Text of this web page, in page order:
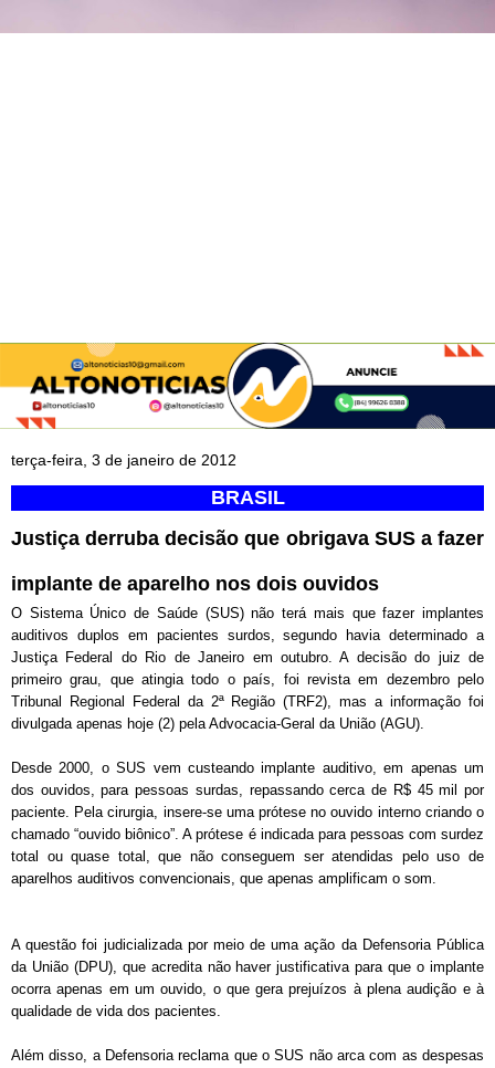
terça-feira, 3 de janeiro de 2012
BRASIL
Justiça derruba decisão que obrigava SUS a fazer
implante de aparelho nos dois ouvidos
O Sistema Único de Saúde (SUS) não terá mais que fazer implantes
auditivos duplos em pacientes surdos, segundo havia determinado a
Justiça Federal do Rio de Janeiro em outubro. A decisão do juiz de
primeiro grau, que atingia todo o país, foi revista em dezembro pelo
Tribunal Regional Federal da 2ª Região (TRF2), mas a informação foi
divulgada apenas hoje (2) pela Advocacia-Geral da União (AGU).
Desde 2000, o SUS vem custeando implante auditivo, em apenas um
dos ouvidos, para pessoas surdas, repassando cerca de R$ 45 mil por
paciente. Pela cirurgia, insere-se uma prótese no ouvido interno criando o
chamado “ouvido biônico”. A prótese é indicada para pessoas com surdez
total ou quase total, que não conseguem ser atendidas pelo uso de
aparelhos auditivos convencionais, que apenas amplificam o som.
A questão foi judicializada por meio de uma ação da Defensoria Pública
da União (DPU), que acredita não haver justificativa para que o implante
ocorra apenas em um ouvido, o que gera prejuízos à plena audição e à
qualidade de vida dos pacientes.
Além disso, a Defensoria reclama que o SUS não arca com as despesas